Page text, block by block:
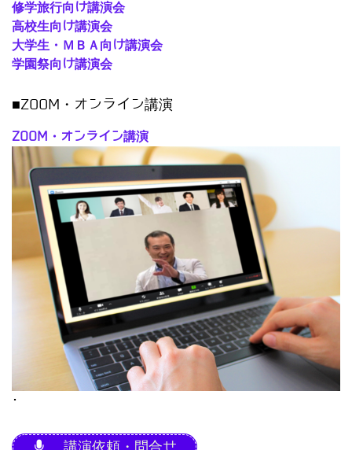
修学旅行向け講演会
高校生向け講演会
大学生・ＭＢＡ向け講演会
学園祭向け講演会
■ZOOM・オンライン講演
ZOOM・オンライン講演
･
講演依頼・問合せ